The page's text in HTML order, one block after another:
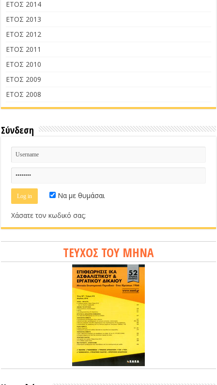
ΕΤΟΣ 2014
ΕΤΟΣ 2013
ΕΤΟΣ 2012
ΕΤΟΣ 2011
ΕΤΟΣ 2010
ΕΤΟΣ 2009
ΕΤΟΣ 2008
Σύνδεση
Να με θυμάσαι
Χάσατε τον κωδικό σας;
ΤΕΥΧΟΣ ΤΟΥ ΜΗΝΑ